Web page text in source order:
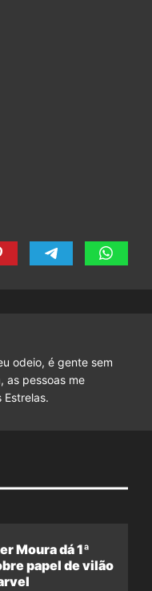
odeio, é gente sem
as pessoas me
Estrelas.
Moura dá 1ª
papel de vilão